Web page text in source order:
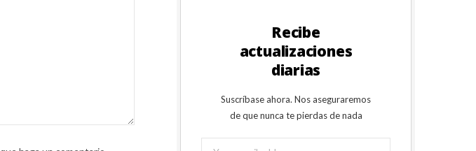
Recibe
actualizaciones
diarias
Suscríbase ahora. Nos aseguraremos
de que nunca te pierdas de nada